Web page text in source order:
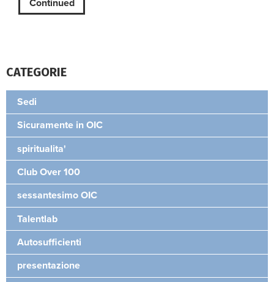
Continued
CATEGORIE
Sedi
Sicuramente in OIC
spiritualita'
Club Over 100
sessantesimo OIC
Talentlab
Autosufficienti
presentazione